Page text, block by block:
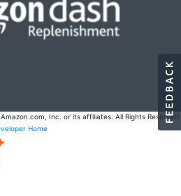
Inc. or its affiliates. All Rights Reserved.
Home